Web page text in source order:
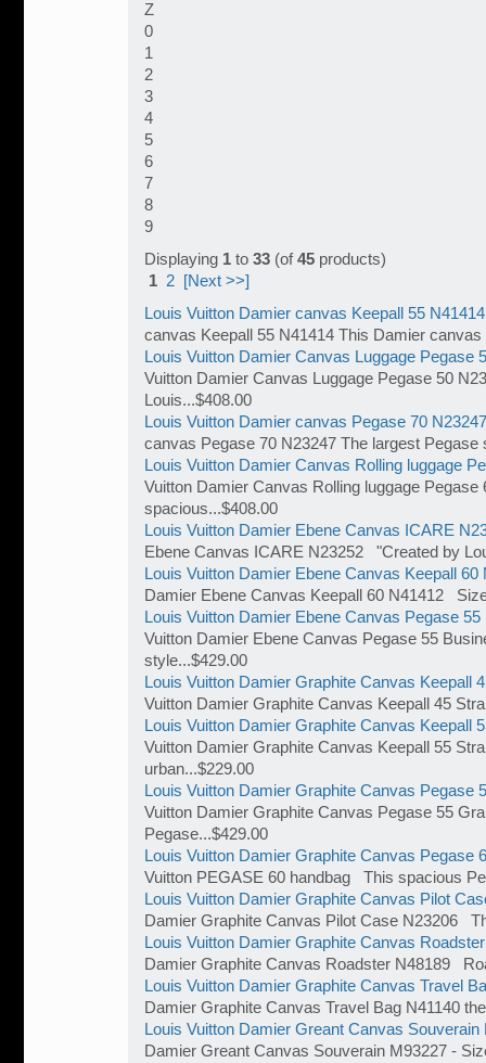
Z
0
1
2
3
4
5
6
7
8
9
Displaying 1 to 33 (of45 products)
1 2
[Next >>]
Louis Vuitton Damier canvas Keepall 55 N41414
canvas Keepall 55 N41414 This Damier canvas
Louis Vuitton Damier Canvas Luggage Pegase
Vuitton Damier Canvas Luggage Pegase 50
Louis...$408.00
Louis Vuitton Damier canvas Pegase 70 N23247
canvas Pegase 70 N23247 The largest Pegase
Louis Vuitton Damier Canvas Rolling luggage
Vuitton Damier Canvas Rolling luggage Pegase
spacious...$408.00
Louis Vuitton Damier Ebene Canvas ICARE
Ebene Canvas ICARE N23252 "Created by
Louis Vuitton Damier Ebene Canvas Keepall 60
Damier Ebene Canvas Keepall 60 N41412
Louis Vuitton Damier Ebene Canvas Pegase
Vuitton Damier Ebene Canvas Pegase 55
style...$429.00
Louis Vuitton Damier Graphite Canvas Keepall
Vuitton Damier Graphite Canvas Keepall 45
Louis Vuitton Damier Graphite Canvas Keepall
Vuitton Damier Graphite Canvas Keepall 55
urban...$229.00
Louis Vuitton Damier Graphite Canvas Pegase
Vuitton Damier Graphite Canvas Pegase 55
Pegase...$429.00
Louis Vuitton Damier Graphite Canvas Pegase
Vuitton PEGASE 60 handbag This spacious
Louis Vuitton Damier Graphite Canvas Pilot
Damier Graphite Canvas Pilot Case N23206
Louis Vuitton Damier Graphite Canvas
Damier Graphite Canvas Roadster N48189
Louis Vuitton Damier Graphite Canvas Travel
Damier Graphite Canvas Travel Bag N41140
Louis Vuitton Damier Greant Canvas Souverain
Damier Greant Canvas Souverain M93227 -